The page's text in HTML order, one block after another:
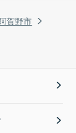
賀野市